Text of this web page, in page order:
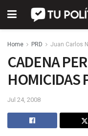
Home PRD Juan Carlos
CADENA
HOMICIDAS
Jul 24, 2008